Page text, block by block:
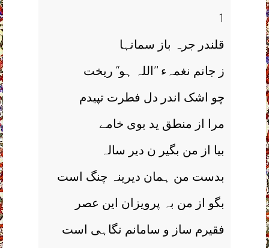
1
قلندر جرہ باز سمانہا
ز جانم نغمہء ’’اللہ ہو‘‘ ریخت
چو اشک اندر دل فطرت تپیدم
مرا از منطق ید بوی خامے
بیا از من بگیر ن دیر سالہ
بدست من ہمان دیرینہ چنگ است
بگو از من بہ پرویزان این عصر
فقیرم ساز و سامانم نگاہی است